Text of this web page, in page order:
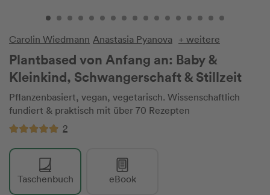
Carolin Wiedmann Anastasia Pyanova + weitere
Plantbased von Anfang an: Baby &
Kleinkind, Schwangerschaft & Stillzeit
Pflanzenbasiert, vegan, vegetarisch. Wissenschaftlich
fundiert & praktisch mit über 70 Rezepten
2
Taschenbuch eBook